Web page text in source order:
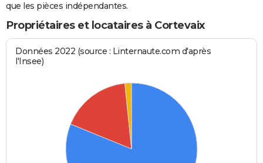
que les pièces indépendantes.
Propriétaires et locataires à Cortevaix
Données 2022 (source : Linternaute.com d'après
l'Insee)